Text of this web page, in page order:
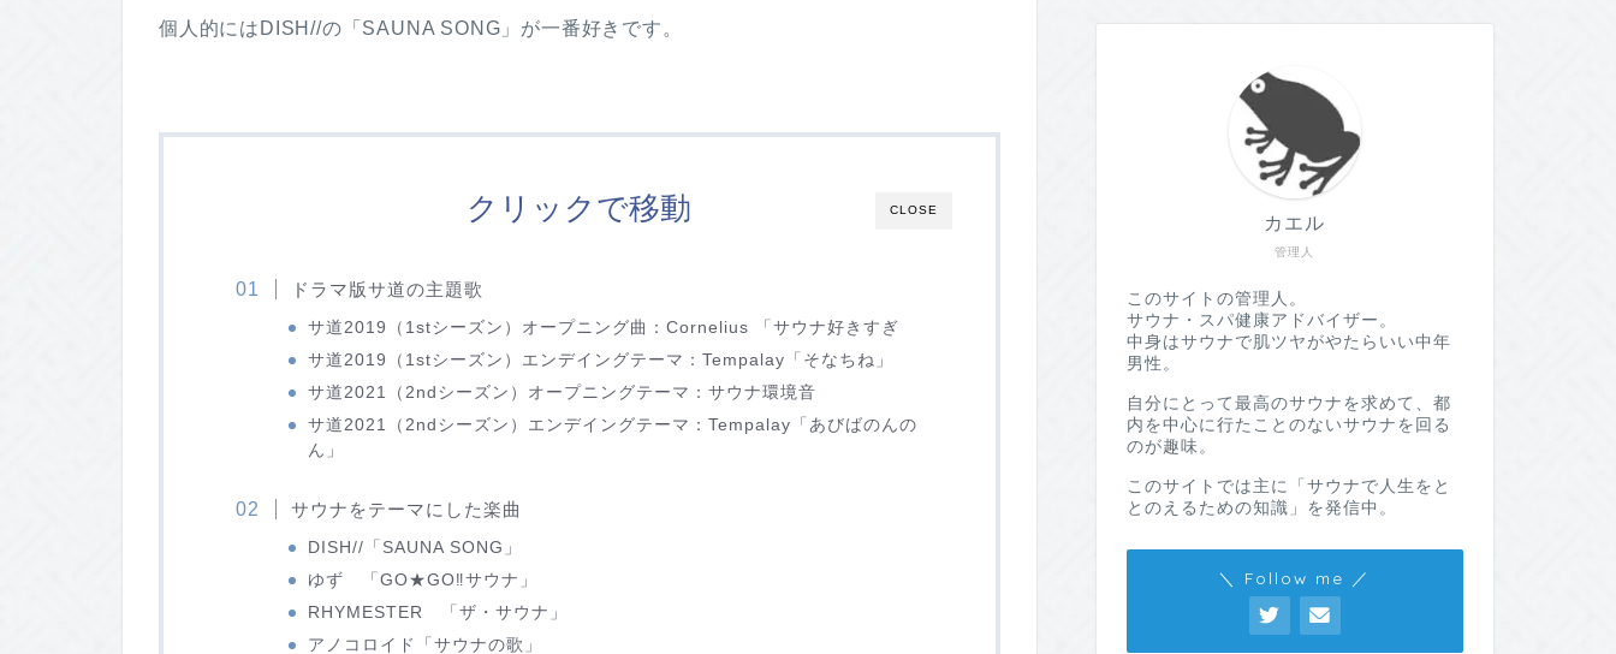
個人的にはDISH//の「SAUNA SONG」が一番好きです。
CLOSE
クリックで移動
ドラマ版サ道の主題歌
サ道2019（1stシーズン）オープニング曲：Cornelius 「サウナ好きすぎ
サ道2019（1stシーズン）エンデイングテーマ：Tempalay「そなちね」
サ道2021（2ndシーズン）オープニングテーマ：サウナ環境音
サ道2021（2ndシーズン）エンデイングテーマ：Tempalay「あびばのんの
ん」
サウナをテーマにした楽曲
DISH//「SAUNA SONG」
ゆず 「GO★GO‼︎サウナ」
RHYMESTER 「ザ・サウナ」
アノコロイド「サウナの歌」
管理人
カエル
このサイトの管理人。
サウナ・スパ健康アドバイザー。
中身はサウナで肌ツヤがやたらいい中年
男性。
自分にとって最高のサウナを求めて、都
内を中心に行たことのないサウナを回る
のが趣味。
このサイトでは主に「サウナで人生をと
とのえるための知識」を発信中。
＼ Follow me ／